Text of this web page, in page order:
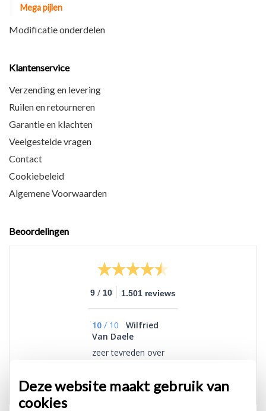
Deze website maakt gebruik van
cookies
Mega pijlen
Modificatie onderdelen
Klantenservice
Verzending en levering
Ruilen en retourneren
Garantie en klachten
Veelgestelde vragen
Contact
Cookiebeleid
Algemene Voorwaarden
Beoordelingen
9 / 10 1.501 reviews
10 / 10
Wilfried
Van Daele
zeer tevreden over